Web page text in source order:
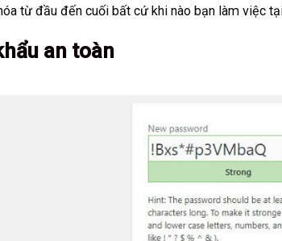
từ đầu đến cuối bất cứ khi nào bạn làm việc
an toàn